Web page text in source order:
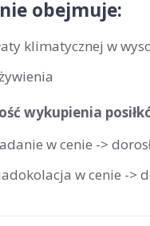
obejmuje:
klimatycznej w
wykupienia
w cenie ->
w cenie ->